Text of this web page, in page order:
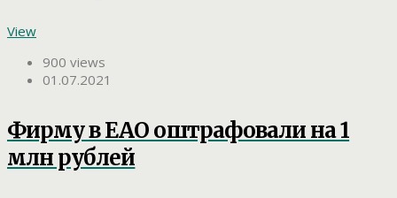
View
900 views
01.07.2021
Фирму в ЕАО оштрафовали на 1
млн рублей